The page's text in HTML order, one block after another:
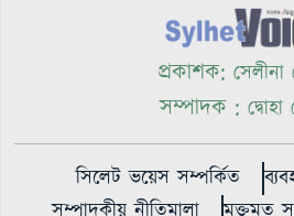
প্রকাশক: সেলীনা
সম্পাদক :
সিলেট ভয়েস সম্পর্কিত